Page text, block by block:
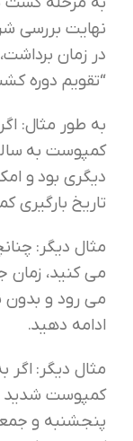
نهایت بررسی
در زمان
“تقویم دوره
کمپوست به
دیگری بود و
تاریخ
مثال دیگر:
می کنید،
می رود و بدون
ادامه دهید.
مثال دیگر: اگر
کمپوست شدید
پنجشنبه و